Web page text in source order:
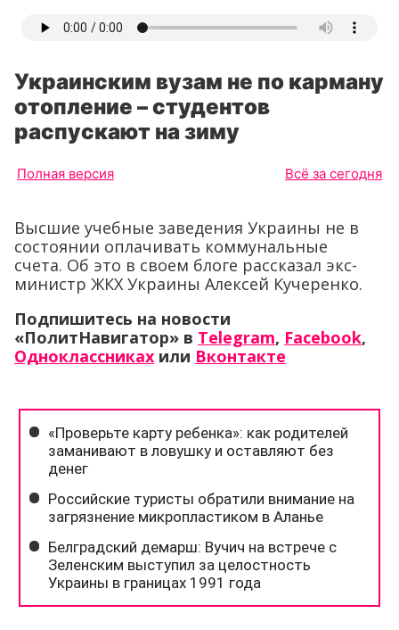
Украинским вузам не по карману
отопление – студентов
распускают на зиму
Полная версия Всё за сегодня
Высшие учебные заведения Украины не в
состоянии оплачивать коммунальные
счета. Об это в своем блоге рассказал экс-
министр ЖКХ Украины Алексей Кучеренко.
Подпишитесь на новости
«ПолитНавигатор» в Telegram, Facebook,
Одноклассниках или Вконтакте